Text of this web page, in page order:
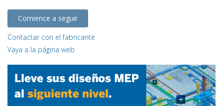
Comience a seguir
Contactar con el fabricante
Vaya a la página web